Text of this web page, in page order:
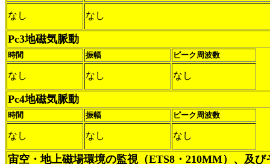
なし なし
Pc3地磁気脈動
時間 振幅 ピーク周波数
なし なし なし
Pc4地磁気脈動
時間 振幅 ピーク周波数
なし なし なし
宙空・地上磁場環境の監視（ETS8・210MM）、及び